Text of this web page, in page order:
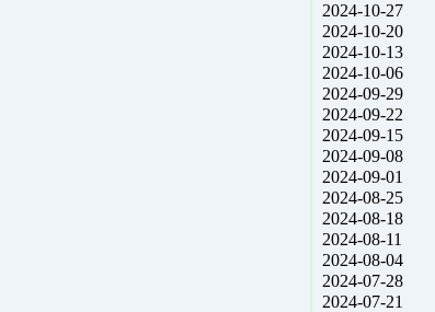
2024-10-27
2024-10-20
2024-10-13
2024-10-06
2024-09-29
2024-09-22
2024-09-15
2024-09-08
2024-09-01
2024-08-25
2024-08-18
2024-08-11
2024-08-04
2024-07-28
2024-07-21